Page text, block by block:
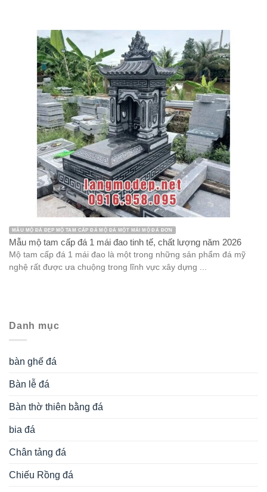
MẪU MỘ ĐÁ ĐẸP MỘ TAM CẤP ĐÁ MỘ ĐÁ MỘT MÁI MỘ ĐÁ ĐƠN
Mẫu mộ tam cấp đá 1 mái đao tinh tế, chất lượng năm 2026
Mộ tam cấp đá 1 mái đao là một trong những sản phẩm đá mỹ
nghệ rất được ưa chuộng trong lĩnh vực xây dựng ...
Danh mục
bàn ghế đá
Bàn lễ đá
Bàn thờ thiên bằng đá
bia đá
Chân tảng đá
Chiếu Rồng đá